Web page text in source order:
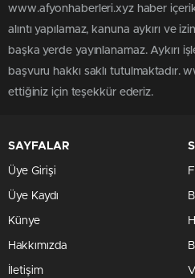
www.afyonhaberleri.xyz haber
alıntı yapılamaz, kanuna aykırı ve
başka yerde yayınlanamaz. Aykırı
başvuru hakkı saklı tutulmaktadır.
ettiğiniz için teşekkür ederiz.
SAYFALAR
Üye Girişi
Üye Kaydı
Künye
Hakkımızda
İletişim